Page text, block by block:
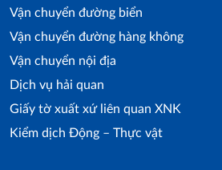
Vận chuyển đường biển
Vận chuyển đường hàng không
Vận chuyển nội địa
Dịch vụ hải quan
Giấy tờ xuất xứ liên quan XNK
Kiểm dịch Động – Thực vật